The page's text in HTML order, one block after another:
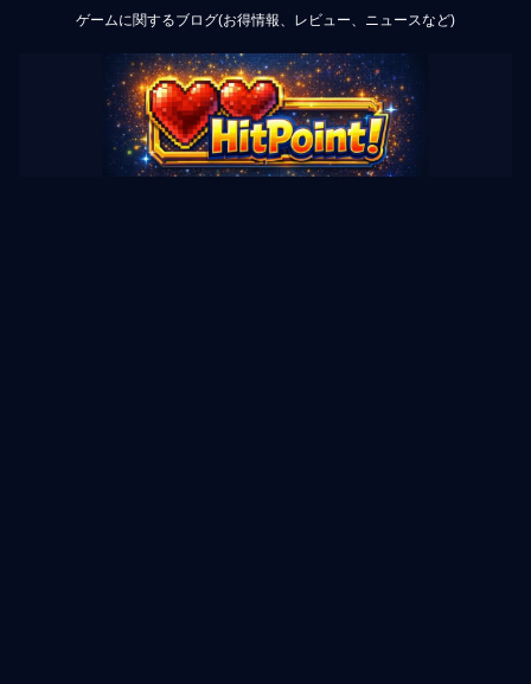
ゲームに関するブログ(お得情報、レビュー、ニュースなど)